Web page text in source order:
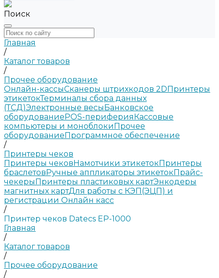
Поиск
Главная
/
Каталог товаров
/
Прочее оборудование
Онлайн-кассыСканеры штрихкодов 2DПринтеры
этикетокТерминалы сбора данных
(ТСД)Электронные весыБанковское
оборудованиеPOS-периферияКассовые
компьютеры и моноблокиПрочее
оборудованиеПрограммное обеспечение
/
Принтеры чеков
Принтеры чековНамотчики этикетокПринтеры
браслетовРучные аппликаторы этикетокПрайс-
чекерыПринтеры пластиковых картЭнкодеры
магнитных картДля работы с КЭП(ЭЦП) и
регистрации Онлайн касс
/
Принтер чеков Datecs EP-1000
Главная
/
Каталог товаров
/
Прочее оборудование
/